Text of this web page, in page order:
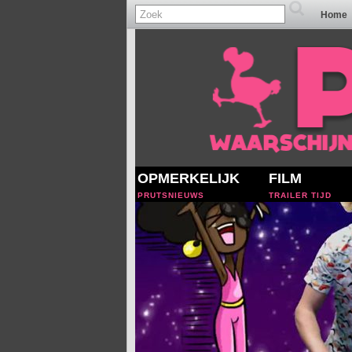
Home
OPMERKELIJK
PRUTSNIEUWS
FILM
TRAILER TIJD